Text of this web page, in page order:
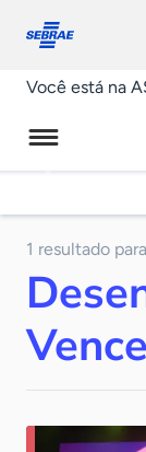
conosco
Você está na
1 resultado para